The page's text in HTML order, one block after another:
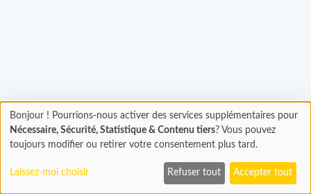
Chargement
En cours...
Bonjour ! Pourrions-nous activer des services supplémentaires pour
Nécessaire, Sécurité, Statistique & Contenu tiers? Vous pouvez
toujours modifier ou retirer votre consentement plus tard.
Laissez-moi choisir Refuser tout Accepter tout